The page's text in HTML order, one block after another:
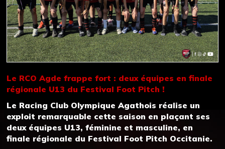
Le RCO Agde frappe fort : deux équipes en finale
régionale U13 du Festival Foot Pitch !
Le Racing Club Olympique Agathois réalise un
exploit remarquable cette saison en plaçant ses
deux équipes U13, féminine et masculine, en
finale régionale du Festival Foot Pitch Occitanie.